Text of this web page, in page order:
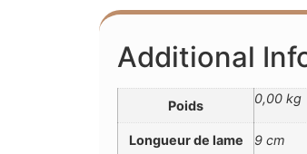
Additional
Poids 0,00 kg
Longueur de lame 9 cm